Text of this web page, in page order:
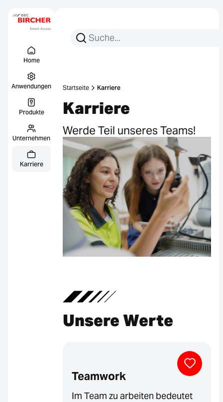
Home
Anwendungen
Produkte
Unternehmen
Karriere
Suchen Sie nach:
Suche
Startseite Karriere
Karriere
Werde Teil unseres Teams!
Unsere Werte
Teamwork
Im Team zu arbeiten bedeutet